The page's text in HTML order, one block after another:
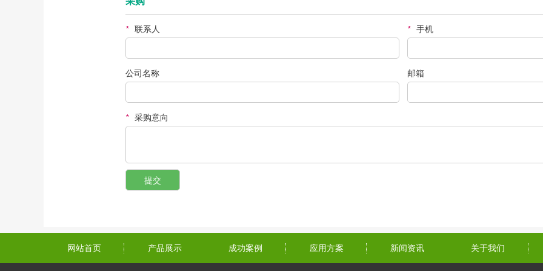
* 联系人 * 手机
公司名称 邮箱
* 采购意向
网站首页 产品展示 成功案例 应用方案 新闻资讯 关于我们